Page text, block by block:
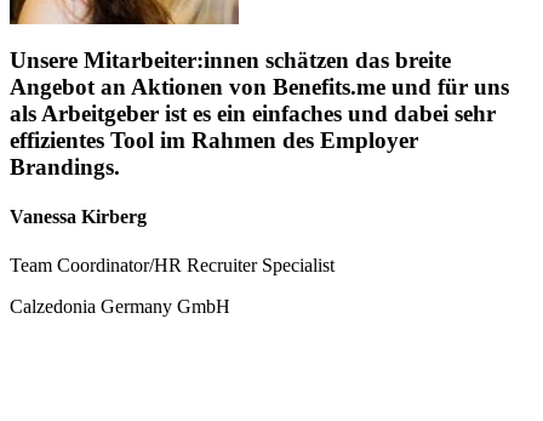
Unsere Mitarbeiter:innen schätzen das breite
Angebot an Aktionen von Benefits.me und für uns
als Arbeitgeber ist es ein einfaches und dabei sehr
effizientes Tool im Rahmen des Employer
Brandings.
Vanessa Kirberg
Team Coordinator/HR Recruiter Specialist
Calzedonia Germany GmbH